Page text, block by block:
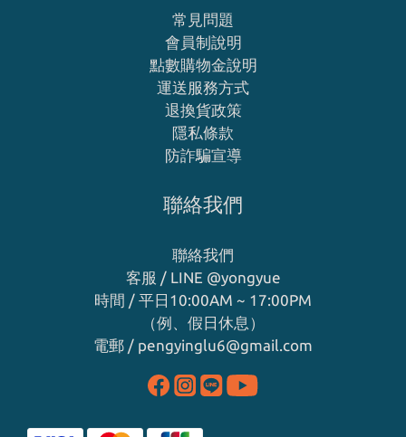
常見問題
會員制說明
點數購物金說明
運送服務方式
退換貨政策
隱私條款
防詐騙宣導
聯絡我們
聯絡我們
客服 / LINE @yongyue
時間 / 平日10:00AM ~ 17:00PM
（例、假日休息）
電郵 / pengyinglu6@gmail.com